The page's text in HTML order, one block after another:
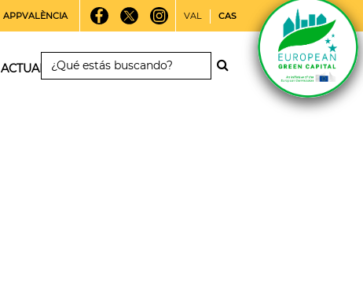
APPVALÈNCIA VAL CAS
ACTUALIDAD